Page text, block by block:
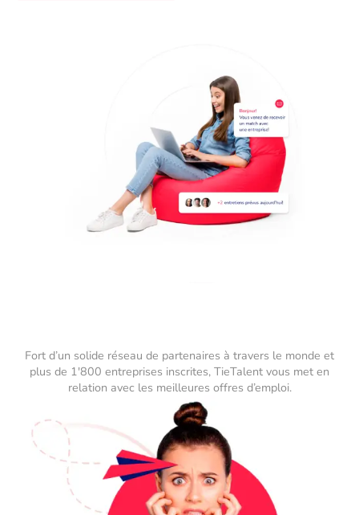
Fort d’un solide réseau de partenaires à travers le monde et
plus de 1'800 entreprises inscrites, TieTalent vous met en
relation avec les meilleures offres d’emploi.